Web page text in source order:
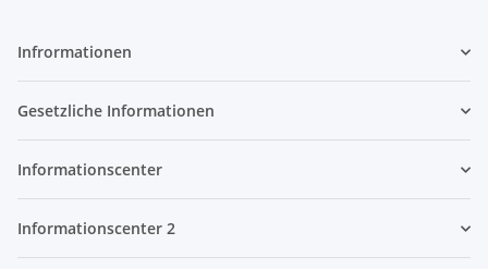
Infrormationen
Gesetzliche Informationen
Informationscenter
Informationscenter 2